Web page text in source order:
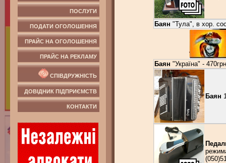
ПОСЛУГИ
ПОДАТИ ОГОЛОШЕННЯ
ПРАЙС НА ОГОЛОШЕННЯ
ПРАЙС НА РЕКЛАМУ
СПІВДРУЖНІСТЬ
ДОВІДНИК ПІДПРИЄМСТВ
КОНТАКТИ
Баян "Тула", в хор.
Баян "Україна" -
Баян